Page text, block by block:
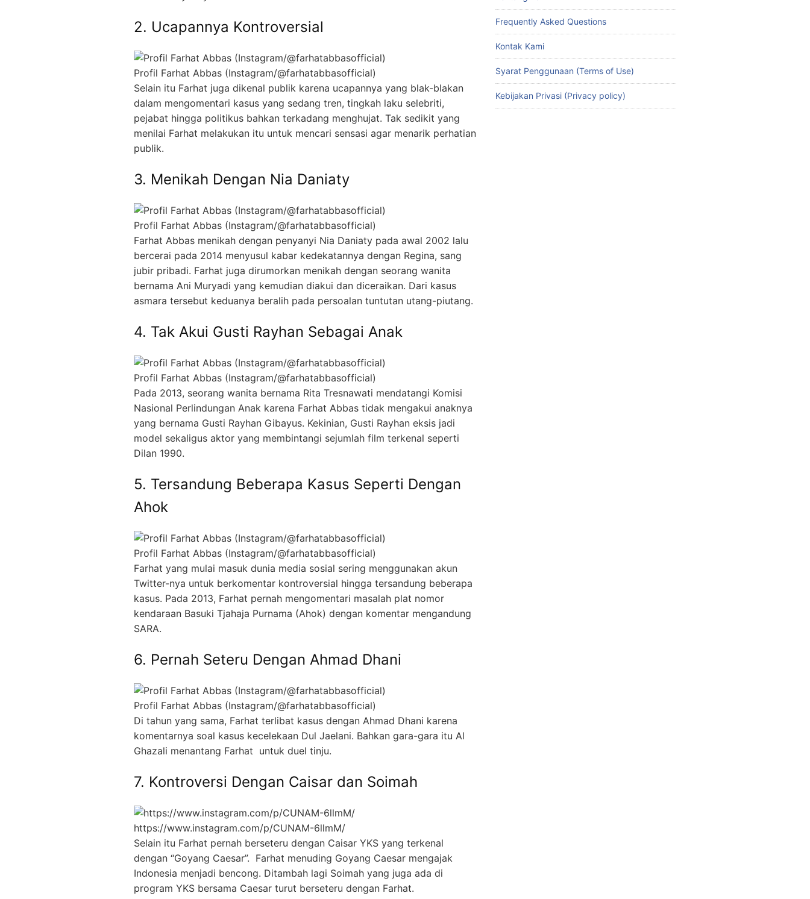
2. Ucapannya Kontroversial
Profil Farhat Abbas (Instagram/@farhatabbasofficial)
Selain itu Farhat juga dikenal publik karena ucapannya yang blak-blakan
dalam mengomentari kasus yang sedang tren, tingkah laku selebriti,
pejabat hingga politikus bahkan terkadang menghujat. Tak sedikit yang
menilai Farhat melakukan itu untuk mencari sensasi agar menarik perhatian
publik.
3. Menikah Dengan Nia Daniaty
Profil Farhat Abbas (Instagram/@farhatabbasofficial)
Farhat Abbas menikah dengan penyanyi Nia Daniaty pada awal 2002 lalu
bercerai pada 2014 menyusul kabar kedekatannya dengan Regina, sang
jubir pribadi. Farhat juga dirumorkan menikah dengan seorang wanita
bernama Ani Muryadi yang kemudian diakui dan diceraikan. Dari kasus
asmara tersebut keduanya beralih pada persoalan tuntutan utang-piutang.
4. Tak Akui Gusti Rayhan Sebagai Anak
Profil Farhat Abbas (Instagram/@farhatabbasofficial)
Pada 2013, seorang wanita bernama Rita Tresnawati mendatangi Komisi
Nasional Perlindungan Anak karena Farhat Abbas tidak mengakui anaknya
yang bernama Gusti Rayhan Gibayus. Kekinian, Gusti Rayhan eksis jadi
model sekaligus aktor yang membintangi sejumlah film terkenal seperti
Dilan 1990.
5. Tersandung Beberapa Kasus Seperti Dengan
Ahok
Profil Farhat Abbas (Instagram/@farhatabbasofficial)
Farhat yang mulai masuk dunia media sosial sering menggunakan akun
Twitter-nya untuk berkomentar kontroversial hingga tersandung beberapa
kasus. Pada 2013, Farhat pernah mengomentari masalah plat nomor
kendaraan Basuki Tjahaja Purnama (Ahok) dengan komentar mengandung
SARA.
6. Pernah Seteru Dengan Ahmad Dhani
Profil Farhat Abbas (Instagram/@farhatabbasofficial)
Di tahun yang sama, Farhat terlibat kasus dengan Ahmad Dhani karena
komentarnya soal kasus kecelekaan Dul Jaelani. Bahkan gara-gara itu Al
Ghazali menantang Farhat untuk duel tinju.
7. Kontroversi Dengan Caisar dan Soimah
https://www.instagram.com/p/CUNAM-6llmM/
Selain itu Farhat pernah berseteru dengan Caisar YKS yang terkenal
dengan “Goyang Caesar”. Farhat menuding Goyang Caesar mengajak
Indonesia menjadi bencong. Ditambah lagi Soimah yang juga ada di
program YKS bersama Caesar turut berseteru dengan Farhat.
Frequently Asked Questions
Kontak Kami
Syarat Penggunaan (Terms of Use)
Kebijakan Privasi (Privacy policy)